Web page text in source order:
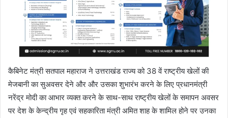
कैबिनेट मंत्री सतपाल महाराज ने उत्तराखंड राज्य को 38 वें राष्ट्रीय खेलों की
मेजबानी का सुअवसर देने और और उसका शुभारंभ करने के लिए प्रधानमंत्री
नरेंद्र मोदी का आभार व्यक्त करने के साथ-साथ राष्ट्रीय खेलों के समापन अवसर
पर देश के केन्द्रीय गृह एवं सहकारिता मंत्री अमित शाह के शामिल होने पर उनका